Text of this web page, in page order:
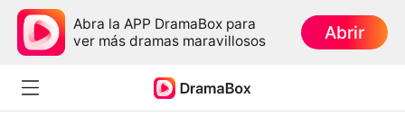
Abra la APP DramaBox para
ver más dramas maravillosos
Abrir